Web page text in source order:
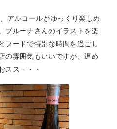
アルコールがゆっくり楽しめ
ブルーナさんのイラストを楽
フードで特別な時間を過ごし
の雰囲気もいいですが、遅め
スス・・・